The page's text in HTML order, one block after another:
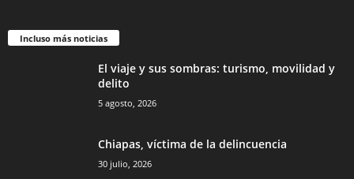
Incluso más noticias
El viaje y sus sombras: turismo, movilidad y
delito
5 agosto, 2026
Chiapas, víctima de la delincuencia
30 julio, 2026